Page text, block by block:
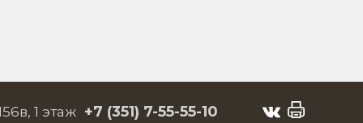
1 этаж +7 (351) 7-55-55-10